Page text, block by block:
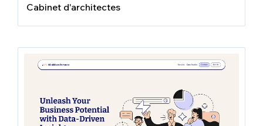
Cabinet d'architectes